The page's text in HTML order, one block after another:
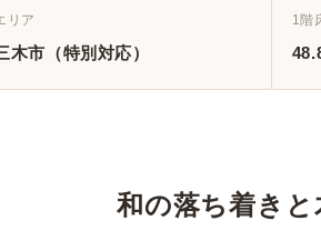
リア
木市（特別対応）
1階
和の落ち着き